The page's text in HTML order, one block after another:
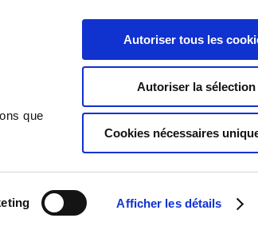
que
Afficher les détails
Autoriser tous les
Autoriser la sélection
Cookies nécessaires
0
Ma liste
Connexion
OUVRÉS ⏱️